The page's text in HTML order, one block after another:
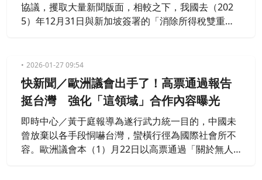
協議，攫取大量新聞版面，相較之下，我國去（202
5）年12月31日與新加坡簽署的「消除所得稅雙重課
n of Tax Evasion and Avoidance）就比較少受到關
注。外交部特別說明，
2026-01-27 09:54
快新聞／歐洲議會出手了！高票通過報告
挺台灣 強化「這領域」合作內容曝光
即時中心／黃于庭報導為遂行武力統一目的，中國未
曾放棄以各手段恫嚇台灣，蠻橫行徑為國際社會所不
容。歐洲議會本（1）月22日以高票通過「關於無人